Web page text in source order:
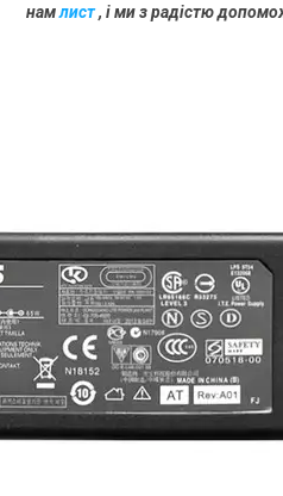
намлист, і ми з радістю